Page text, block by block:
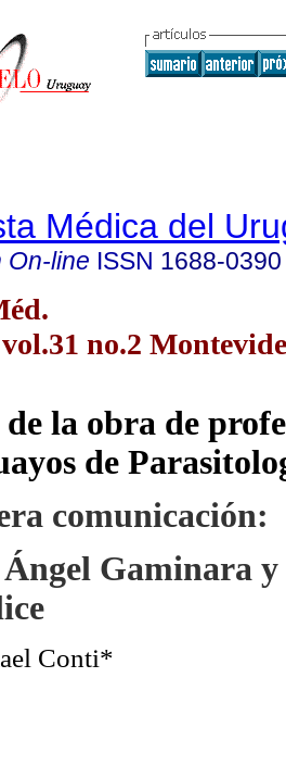
Médica del
On-line ISSN 1688-0390
no.2
la obra de
de
comunicación:
Gaminara y
Conti*